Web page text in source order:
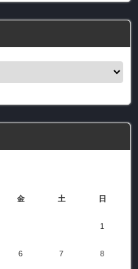
金 土 日
1
6 7 8